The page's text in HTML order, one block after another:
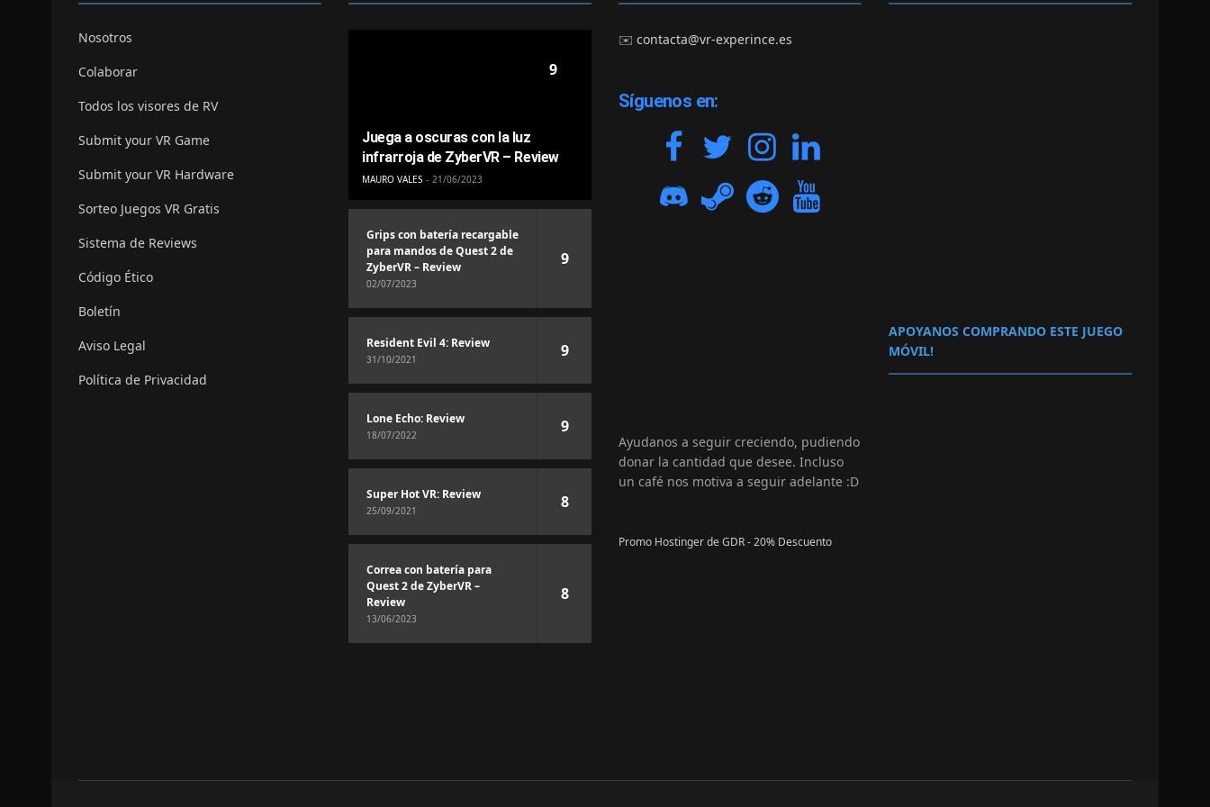
Nosotros
Colaborar
Todos los visores de RV
Submit your VR Game
Submit your VR Hardware
Sorteo Juegos VR Gratis
Sistema de Reviews
Código Ético
Boletín
Aviso Legal
Política de Privacidad
9
Juega a oscuras con la luz
infrarroja de ZyberVR – Review
MAURO VALES 21/06/2023
Grips con batería recargable
para mandos de Quest 2 de
ZyberVR – Review
02/07/2023
9
Resident Evil 4: Review
31/10/2021 9
Lone Echo: Review
18/07/2022 9
Super Hot VR: Review
25/09/2021 8
Correa con batería para
Quest 2 de ZyberVR –
Review
13/06/2023
8
✉️contacta@vr-experince.es
Síguenos en:
Ayudanos a seguir creciendo, pudiendo
donar la cantidad que desee. Incluso
un café nos motiva a seguir adelante :D
Promo Hostinger de GDR - 20% Descuento
APOYANOS COMPRANDO ESTE JUEGO
MÓVIL!